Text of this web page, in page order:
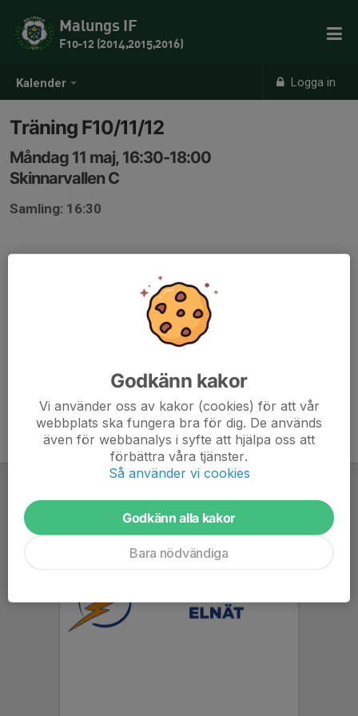
Kalender Logga in
Malungs IF
F10-12 (2014,2015,2016)
Träning F10/11/12
Måndag 11 maj, 16:30-18:00
Skinnarvallen C
Samling: 16:30
Godkänn kakor
Vi använder oss av kakor (cookies) för att vår
webbplats ska fungera bra för dig. De används
även för webbanalys i syfte att hjälpa oss att
förbättra våra tjänster.
Så använder vi cookies
Godkänn alla kakor
Bara nödvändiga